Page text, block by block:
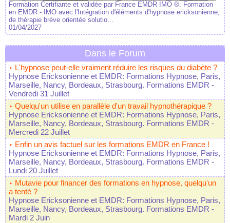
Formation Certifiante et validée par France EMDR IMO ®. Formation
en EMDR - IMO avec l'Intégration d'éléments d'hypnose ericksonienne,
de thérapie brève orientée solutio...
01/04/2027
Dans le Forum
L'hypnose peut-elle vraiment réduire les risques du diabète ?
Hypnose Ericksonienne et EMDR: Formations Hypnose, Paris,
Marseille, Nancy, Bordeaux, Strasbourg. Formations EMDR -
Vendredi 31 Juillet
Quelqu'un utilise en parallèle d'un travail hypnothérapique ?
Hypnose Ericksonienne et EMDR: Formations Hypnose, Paris,
Marseille, Nancy, Bordeaux, Strasbourg. Formations EMDR -
Mercredi 22 Juillet
Enfin un avis factuel sur les formations EMDR en France !
Hypnose Ericksonienne et EMDR: Formations Hypnose, Paris,
Marseille, Nancy, Bordeaux, Strasbourg. Formations EMDR -
Lundi 20 Juillet
Mutavie pour financer des formations en hypnose, quelqu'un
a tenté ?
Hypnose Ericksonienne et EMDR: Formations Hypnose, Paris,
Marseille, Nancy, Bordeaux, Strasbourg. Formations EMDR -
Mardi 2 Juin